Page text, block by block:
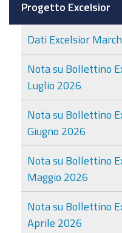
Progetto Excelsior
Dati Excelsior
Nota su Bollettino
Luglio 2026
Nota su Bollettino
Giugno 2026
Nota su Bollettino
Maggio 2026
Nota su Bollettino
Aprile 2026